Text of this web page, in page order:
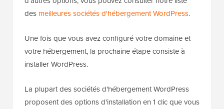
des meilleures sociétés d'hébergement WordPress.
Une fois que vous avez configuré votre domaine et
votre hébergement, la prochaine étape consiste à
installer WordPress.
La plupart des sociétés d'hébergement WordPress
proposent des options d'installation en 1 clic que vous